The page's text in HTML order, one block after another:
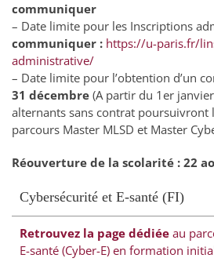
communiquer
– Date limite pour les Inscriptions
communiquer : https://u-paris.fr/
administrative/
– Date limite pour l’obtention d’un
31 décembre (A partir du 1er
alternants sans contrat
parcours Master MLSD et Master
Réouverture de la scolarité : 22
Cybersécurité et E-santé (FI)
Retrouvez la page dédiée au
E-santé (Cyber-E) en formation